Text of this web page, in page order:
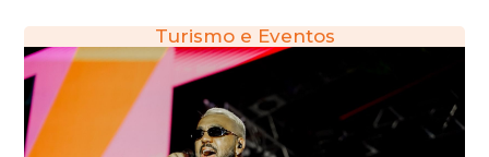
Turismo e Eventos